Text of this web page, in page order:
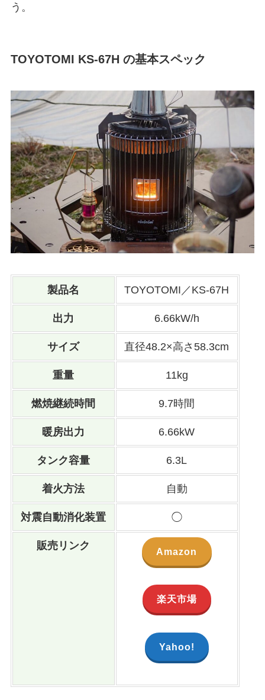
う。
TOYOTOMI KS-67H の基本スペック
製品名 TOYOTOMI／KS-67H
出力 6.66kW/h
サイズ 直径48.2×高さ58.3cm
重量 11kg
燃焼継続時間 9.7時間
暖房出力 6.66kW
タンク容量 6.3L
着火方法 自動
対震自動消化装置 ◯
販売リンク
Amazon
楽天市場
Yahoo!